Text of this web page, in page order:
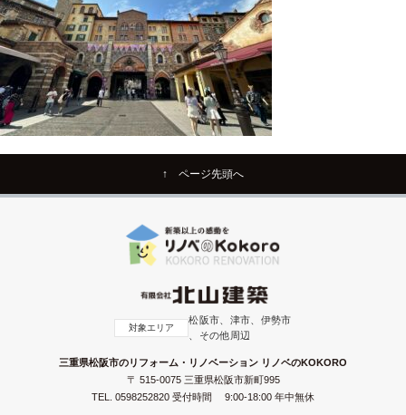
↑ ページ先頭へ
対象エリア
松阪市、津市、伊勢市
、その他周辺
三重県松阪市のリフォーム・リノベーション リノベのKOKORO
〒 515-0075 三重県松阪市新町995
TEL. 0598252820 受付時間 9:00-18:00 年中無休